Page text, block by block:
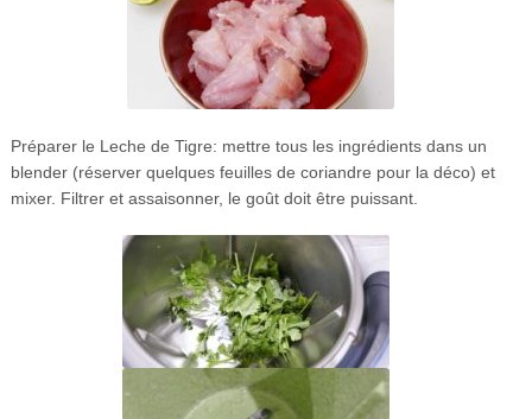
Préparer le Leche de Tigre: mettre tous les ingrédients dans un
blender (réserver quelques feuilles de coriandre pour la déco) et
mixer. Filtrer et assaisonner, le goût doit être puissant.